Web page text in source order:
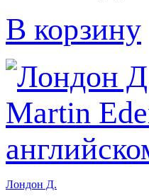
В корзину
Лондон Д.